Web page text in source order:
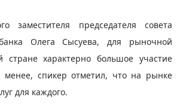
заместителя председателя совета
Олега Сысуева, для рыночной
характерно большое участие
менее, спикер отметил, что на рынке
для каждого.